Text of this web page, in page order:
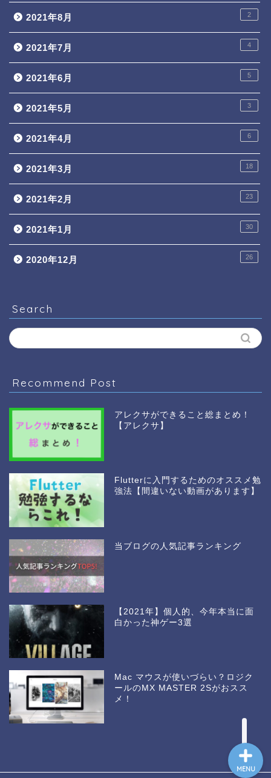
2021年8月 2
2021年7月 4
2021年6月 5
2021年5月 3
2021年4月 6
2021年3月 18
2021年2月 23
2021年1月 30
2020年12月 26
Search
Recommend Post
アレクサができること総まとめ！
【アレクサ】
Flutterに入門するためのオススメ勉
強法【間違いない動画があります】
当ブログの人気記事ランキング
【2021年】個人的、今年本当に面
白かった神ゲー3選
Mac マウスが使いづらい？ロジク
ールのMX MASTER 2Sがおスス
メ！
MENU